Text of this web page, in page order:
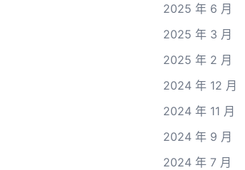
2025 年 6 月
2025 年 3 月
2025 年 2 月
2024 年 12 月
2024 年 11 月
2024 年 9 月
2024 年 7 月